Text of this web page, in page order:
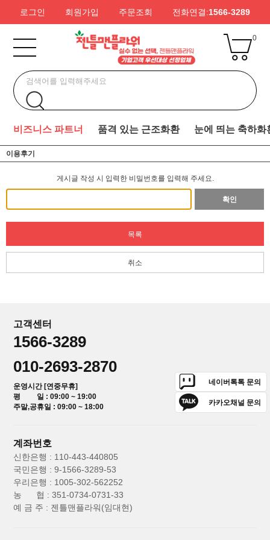
로그인 회원가입 주문조회 전화연결:1566-3289
0
비즈니스 파트너 품격 있는 근조화환 눈에 띄는 축하화
이용후기
게시글 작성 시 입력한 비밀번호를 입력해 주세요.
확인
목록
취소
고객센터
1566-3289
010-2693-2870
운영시간 [연중무휴]
평 일 : 09:00 ~ 19:00
주말,공휴일 : 09:00 ~ 18:00
네이버톡톡 문의
카카오채널 문의
계좌번호
신한은행 : 110-443-440805
국민은행 : 9-1566-3289-53
우리은행 : 1005-302-562252
농 협 : 351-0734-0731-33
예 금 주 : 젠틀맨플라워(임대현)